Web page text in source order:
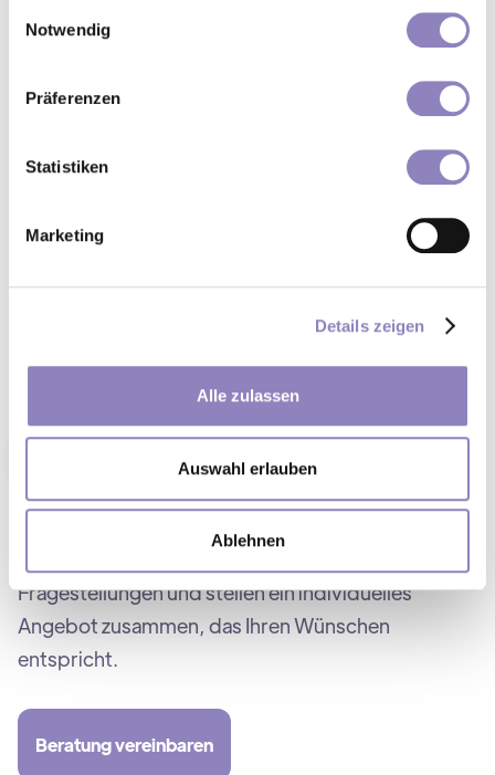
Notwendig
Präferenzen
Statistiken
Marketing
Details zeigen
Alle zulassen
Auswahl erlauben
Ablehnen
Sprechen Sie uns an!
Fragestellungen und stellen ein individuelles
Angebot zusammen, das Ihren Wünschen
entspricht.
Beratung vereinbaren